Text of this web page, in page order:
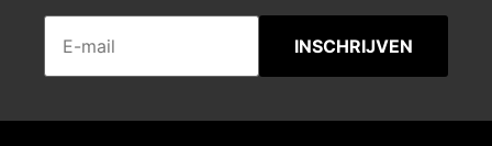
INSCHRIJVEN